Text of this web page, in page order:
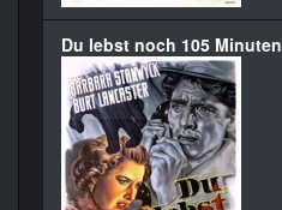
Du lebst noch 105 Minuten